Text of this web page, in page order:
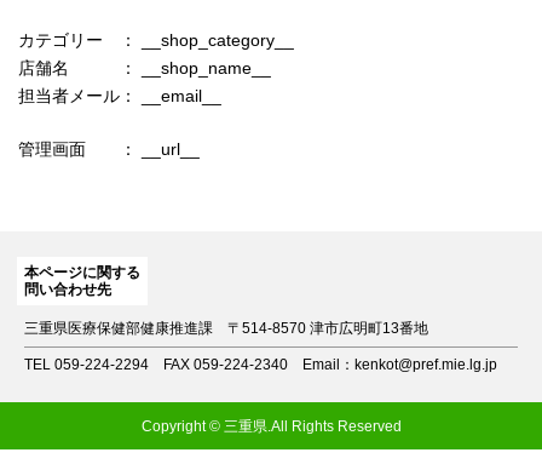
カテゴリー ： __shop_category__
店舗名 ： __shop_name__
担当者メール： __email__
管理画面 ： __url__
本ページに関する
問い合わせ先
三重県医療保健部健康推進課 〒514-8570 津市広明町13番地
TEL 059-224-2294 FAX 059-224-2340 Email：kenkot@pref.mie.lg.jp
Copyright © 三重県.All Rights Reserved